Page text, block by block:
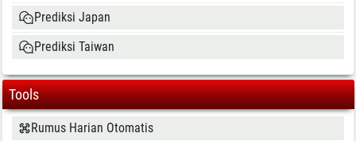
Prediksi Japan
Prediksi Taiwan
Tools
Rumus Harian Otomatis